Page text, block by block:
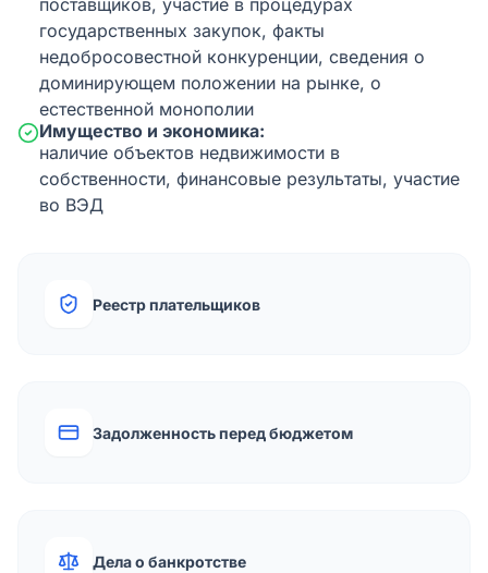
поставщиков, участие в процедурах
государственных закупок, факты
недобросовестной конкуренции, сведения о
доминирующем положении на рынке, о
естественной монополии
Имущество и экономика:
наличие объектов недвижимости в
собственности, финансовые результаты, участие
во ВЭД
Реестр плательщиков
Задолженность перед бюджетом
Дела о банкротстве